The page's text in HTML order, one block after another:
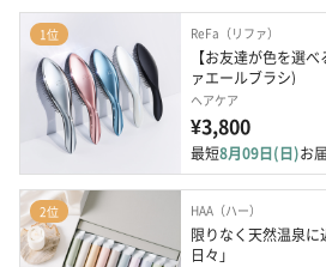
1位 ReFa（リファ）
【お友達が色を選
ァエールブラシ)
ヘアケア
¥3,800
最短8月09日(日)お
2位 HAA（ハー）
限りなく天然温泉
日々」